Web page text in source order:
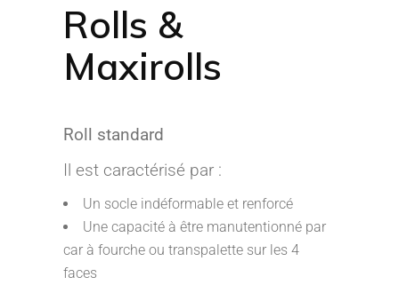
Rolls &
Maxirolls
Roll standard
Il est caractérisé par :
Un socle indéformable et renforcé
Une capacité à être manutentionné par
car à fourche ou transpalette sur les 4
faces